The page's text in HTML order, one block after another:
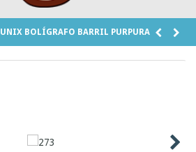
UNIX BOLÍGRAFO BARRIL PURPURA